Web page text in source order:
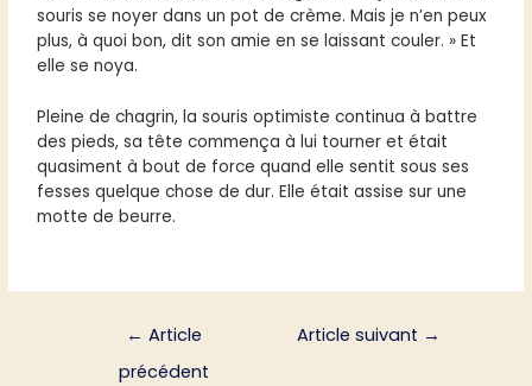
souris se noyer dans un pot de crème. Mais je n’en peux
plus, à quoi bon, dit son amie en se laissant couler. » Et
elle se noya.
Pleine de chagrin, la souris optimiste continua à battre
des pieds, sa tête commença à lui tourner et était
quasiment à bout de force quand elle sentit sous ses
fesses quelque chose de dur. Elle était assise sur une
motte de beurre.
← Article
précédent
Article suivant →